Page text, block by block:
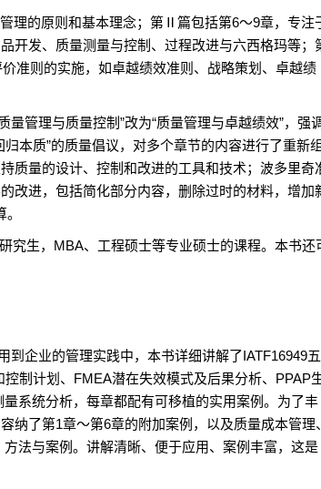
的原则和基本理念；第Ⅱ篇包括第6～9章，专注
开发、质量测量与控制、过程改进与六西格玛等；
准则的实施，如卓越绩效准则、战略策划、卓越绩
管理与质量控制”改为“质量管理与卓越绩效”，强
本质”的质量倡议，对多个章节的内容进行了重新组
质量的设计、控制和改进的工具和技术；波多里奇
改进，包括简化部分内容，删除过时的材料，增加
生，MBA、工程硕士等专业硕士的课程。本书还
企业的管理实践中，本书详细讲解了IATF16949五
制计划、FMEA潜在失效模式及后果分析、PPAP
系统分析，每章都配有可移植的实用案例。为了丰
纳了第1章～第6章的附加案例，以及质量成本管理、
法与案例。讲解清晰、便于应用、案例丰富，这是